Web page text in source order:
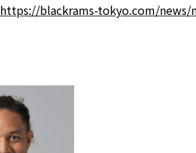
https://blackrams-tokyo.com/news/